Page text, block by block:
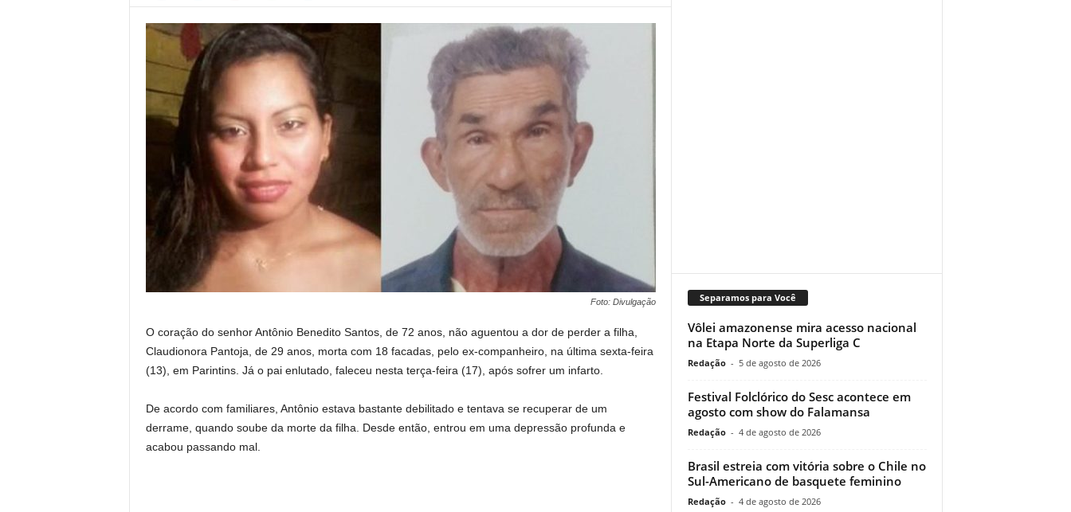
Foto: Divulgação
O coração do senhor Antônio Benedito Santos, de 72 anos, não aguentou a dor de perder a filha,
Claudionora Pantoja, de 29 anos, morta com 18 facadas, pelo ex-companheiro, na última sexta-feira
(13), em Parintins. Já o pai enlutado, faleceu nesta terça-feira (17), após sofrer um infarto.
De acordo com familiares, Antônio estava bastante debilitado e tentava se recuperar de um
derrame, quando soube da morte da filha. Desde então, entrou em uma depressão profunda e
acabou passando mal.
Separamos para Você
Vôlei amazonense mira acesso nacional
na Etapa Norte da Superliga C
Redação - 5 de agosto de 2026
Festival Folclórico do Sesc acontece em
agosto com show do Falamansa
Redação - 4 de agosto de 2026
Brasil estreia com vitória sobre o Chile no
Sul-Americano de basquete feminino
Redação - 4 de agosto de 2026